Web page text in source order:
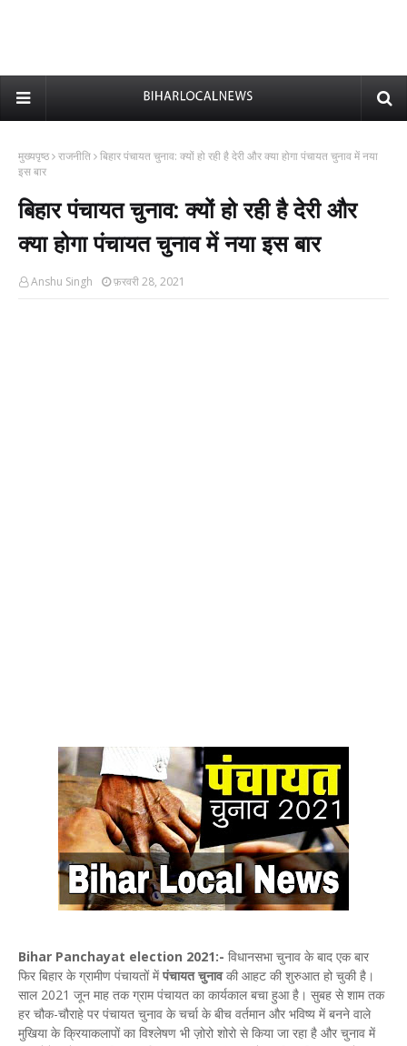
मुख्यपृष्ठ राजनीति बिहार पंचायत चुनाव: क्यों हो रही है देरी और क्या होगा पंचायत चुनाव में नया
इस बार
बिहार पंचायत चुनाव: क्यों हो रही है देरी और
क्या होगा पंचायत चुनाव में नया इस बार
Anshu Singh फ़रवरी 28, 2021
Bihar Panchayat election 2021:- विधानसभा चुनाव के बाद एक बार
फिर बिहार के ग्रामीण पंचायतों मेंपंचायत चुनावकी आहट की शुरुआत हो चुकी है।
साल 2021 जून माह तक ग्राम पंचायत का कार्यकाल बचा हुआ है। सुबह से शाम तक
हर चौक-चौराहे पर पंचायत चुनाव के चर्चा के बीच वर्तमान और भविष्य में बनने वाले
मुखिया के क्रियाकलापों का विश्लेषण भी ज़ोरो शोरो से किया जा रहा है और चुनाव में